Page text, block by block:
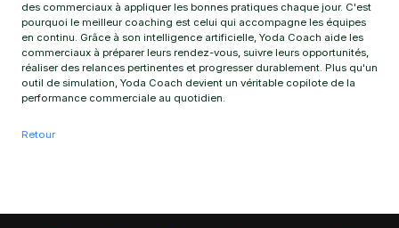
des commerciaux à appliquer les bonnes pratiques chaque jour. C'est
pourquoi le meilleur coaching est celui qui accompagne les équipes
en continu. Grâce à son intelligence artificielle, Yoda Coach aide les
commerciaux à préparer leurs rendez-vous, suivre leurs opportunités,
réaliser des relances pertinentes et progresser durablement. Plus qu'un
outil de simulation, Yoda Coach devient un véritable copilote de la
performance commerciale au quotidien.
Retour